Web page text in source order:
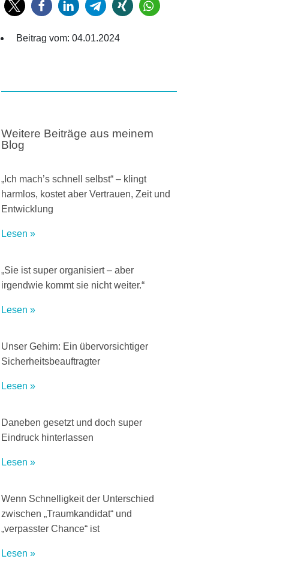
Beitrag vom: 04.01.2024
Weitere Beiträge aus meinem
Blog
„Ich mach’s schnell selbst“ – klingt
harmlos, kostet aber Vertrauen, Zeit und
Entwicklung
Lesen »
„Sie ist super organisiert – aber
irgendwie kommt sie nicht weiter.“
Lesen »
Unser Gehirn: Ein übervorsichtiger
Sicherheitsbeauftragter
Lesen »
Daneben gesetzt und doch super
Eindruck hinterlassen
Lesen »
Wenn Schnelligkeit der Unterschied
zwischen „Traumkandidat“ und
„verpasster Chance“ ist
Lesen »